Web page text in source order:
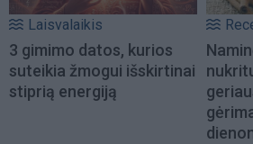
Laisvalaikis
3 gimimo datos, kurios
suteikia žmogui išskirtinai
stiprią energiją